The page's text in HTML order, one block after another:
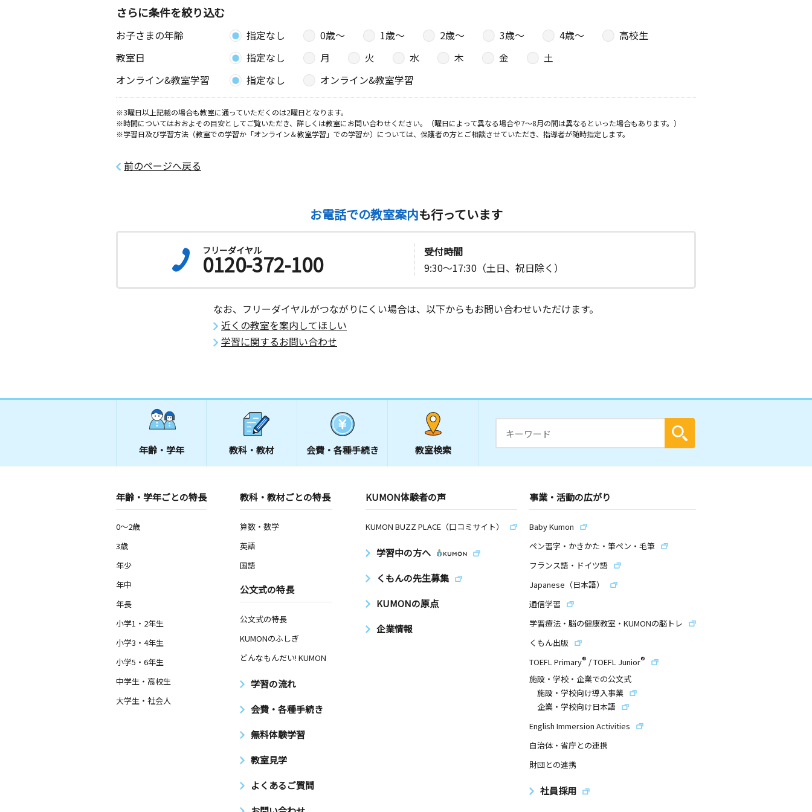
さらに条件を絞り込む
お子さまの年齢 指定なし 0歳〜 1歳〜 2歳〜 3歳〜 4歳〜
高校生
教室日
指定なし 月 火 水 木 金
土
オンライン&教室学習
指定なし オンライン&教室学習
※3曜日以上記載の場合も教室に通っていただくのは2曜日となります。
※時間についてはおおよその目安としてご覧いただき、詳しくは教室にお問い合わせください。（曜日によって異なる場合や7～8月の間は異なるといった場合もあります。）
※学習日及び学習方法（教室での学習か「オンライン＆教室学習」での学習か）については、保護者の方とご相談させていただき、指導者が随時指定します。
前のページへ戻る
お電話での教室案内も行っています
フリーダイヤル
0120-372-100
受付時間
9:30～17:30（土日、祝日除く）
なお、フリーダイヤルがつながりにくい場合は、以下からもお問い合わせいただけます。
近くの教室を案内してほしい
学習に関するお問い合わせ
年齢・学年 教科・教材 会費・ 各種手続き 教室検索
年齢・学年ごとの特長
0～2歳
3歳
年少
年中
年長
小学1・2年生
小学3・4年生
小学5・6年生
中学生・高校生
大学生・社会人
教科・教材ごとの特長
算数・数学
英語
国語
公文式の特長
公文式の特長
KUMONのふしぎ
どんなもんだい! KUMON
学習の流れ
会費・各種手続き
無料体験学習
教室見学
よくあるご質問
KUMON体験者の声
KUMON BUZZ PLACE（口コミサイト）
学習中の方へ
くもんの先生募集
KUMONの原点
企業情報
事業・活動の広がり
Baby Kumon
ペン習字・かきかた・筆ペン・毛筆
フランス語・ドイツ語
Japanese（日本語）
通信学習
学習療法・脳の健康教室・KUMONの脳トレ
くもん出版
TOEFL Primary® /TOEFL Junior®
施設・学校・企業での公文式
施設・学校向け導入事業
企業・学校向け日本語
English Immersion Activities
自治体・省庁との連携
財団との連携
社員採用